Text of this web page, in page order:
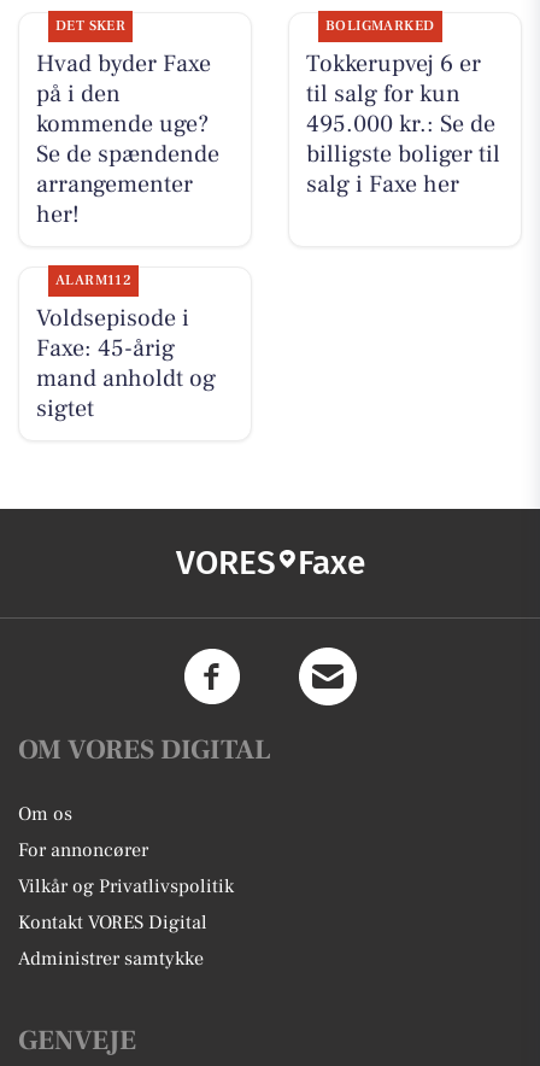
DET SKER
Hvad byder Faxe
på i den
kommende uge?
Se de spændende
arrangementer
her!
BOLIGMARKED
Tokkerupvej 6 er
til salg for kun
495.000 kr.: Se de
billigste boliger til
salg i Faxe her
ALARM112
Voldsepisode i
Faxe: 45-årig
mand anholdt og
sigtet
VORES Faxe
OM VORES DIGITAL
Om os
For annoncører
Vilkår og Privatlivspolitik
Kontakt VORES Digital
Administrer samtykke
GENVEJE